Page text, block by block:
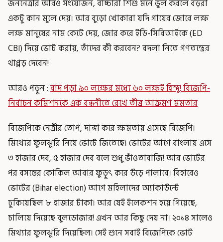
জননেত্রীর আরও সংযোজন, বাচ্চারা শিশু মনে ভুল করলে বড়রা
একটু কান মুলে দেয়। আর বুড়ো খোকারা যদি গায়ের জোরে লক্ষ
লক্ষ মানুষের নাম কেটে দেয়, জোর করে ইডি-সিবিআইকে (ED
CBI) দিয়ে ভোট করায়, তাঁদের কী করবেন? বদলা নিতে গণতন্ত্রের
থাপ্পড় দেবেন!
আরও পড়ুন :বাদ পড়া ৯০ লক্ষের মধ্যে ৬০ লক্ষই হিন্দু! বিজেপি-
নির্বাচন কমিশনকে এক বন্ধনীতে রেখে তীব্র আক্রমণ মমতার
বিজেপিকে নেত্রীর তোপ, দাঙ্গা করে ক্ষমতায় এসেছে বিজেপি।
মিথ্যের ফুলঝুরি নিয়ে ভোটে জিতেছে। ভোটের আগে বাংলায় এসে
৩ হাজার দেব, ৫ হাজার দেব বলে শুধু ভাঁওতাবাজি! আর ভোটের
পর বসন্তের কোকিল আবার ফুড়ুৎ করে উড়ে পালাবে। বিহারেও
ভোটের (Bihar election) আগে মহিলাদের অ্যাকাউন্টে
ঢুকিয়েছিল ৮ হাজার টাকা। আর যেই ইলেকশন হয়ে গিয়েছে,
চালিয়ে দিয়েছে বুলডোজার! এখন আর কিছু দেয় না। ২০১৪ সালেও
মিথ্যার ফুলঝুরি দিয়েছিল। সেই শুনে সবাই বিজেপিকে ভোট